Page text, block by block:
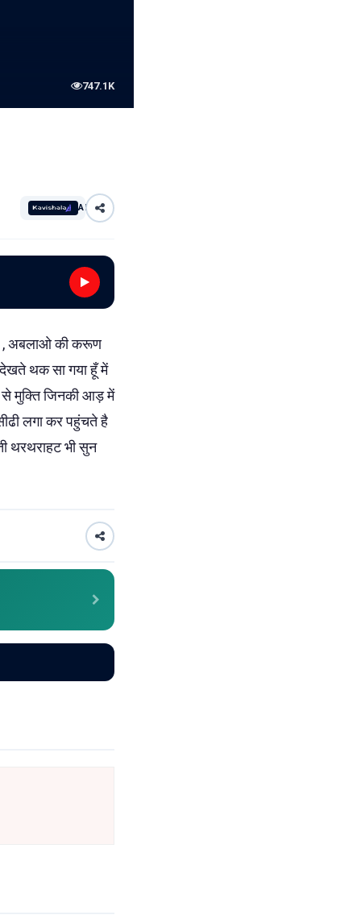
747.1K
AI
, अबलाओ की करूण
देखते थक सा गया हूँ में
से मुक्ति जिनकी आड़ में
लगा कर पहुंचते है
थरथराहट भी सुन